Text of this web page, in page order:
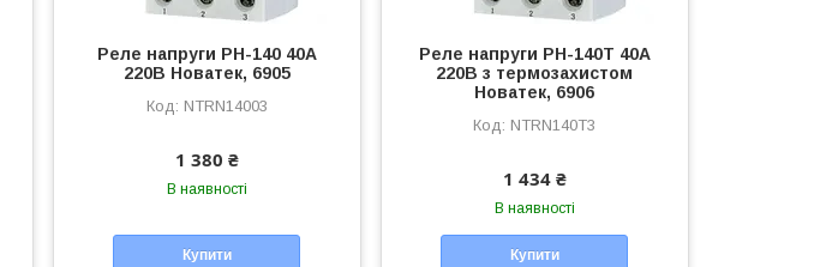
Реле напруги РН-140 40А
220В Новатек, 6905
NTRN14003
1 380 ₴
В наявності
Купити
Реле напруги РН-140Т 40А
220В з термозахистом
Новатек, 6906
NTRN140T3
1 434 ₴
В наявності
Купити